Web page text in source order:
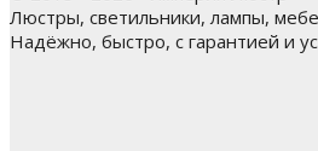
Люстры, светильники, лампы,
Надёжно, быстро, с гарантией и